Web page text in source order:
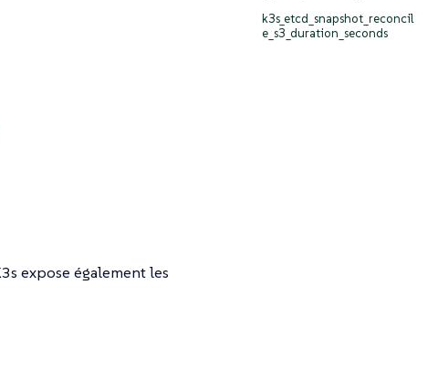
k3s_etcd_snapshot_reconcil
e_s3_duration_seconds
expose également les